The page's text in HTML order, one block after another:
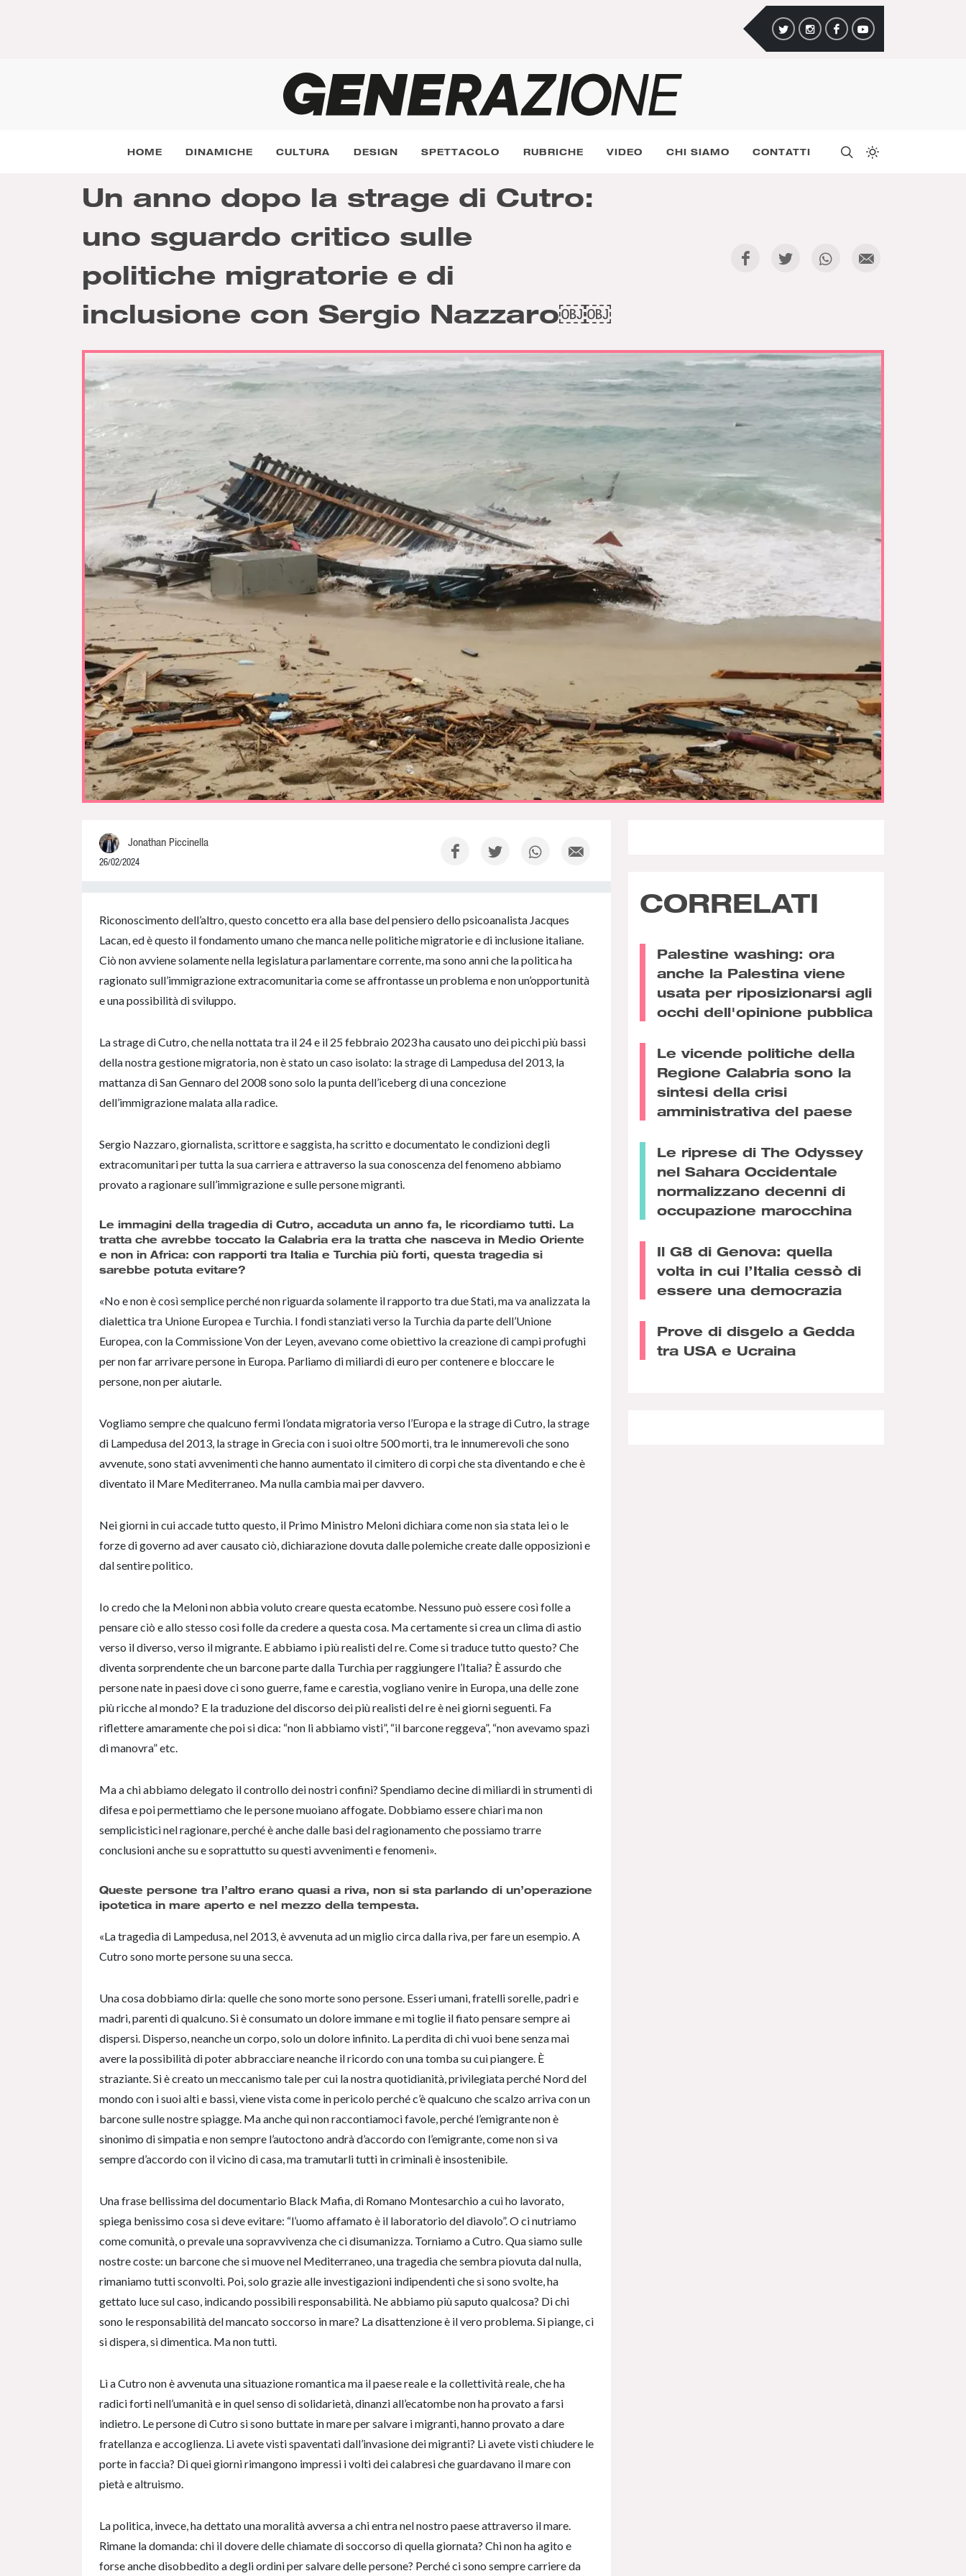
HOME DINAMICHE CULTURA DESIGN SPETTACOLO RUBRICHE VIDEO CHI SIAMO CONTATTI
Un anno dopo la strage di Cutro:
uno sguardo critico sulle
politiche migratorie e di
inclusione con Sergio Nazzaro￼￼
Jonathan Piccinella
26/02/2024
Riconoscimento dell’altro, questo concetto era alla base del pensiero dello psicoanalista Jacques
Lacan, ed è questo il fondamento umano che manca nelle politiche migratorie e di inclusione italiane.
Ciò non avviene solamente nella legislatura parlamentare corrente, ma sono anni che la politica ha
ragionato sull’immigrazione extracomunitaria come se affrontasse un problema e non un’opportunità
e una possibilità di sviluppo.
La strage di Cutro, che nella nottata tra il 24 e il 25 febbraio 2023 ha causato uno dei picchi più bassi
della nostra gestione migratoria, non è stato un caso isolato: la strage di Lampedusa del 2013, la
mattanza di San Gennaro del 2008 sono solo la punta dell’iceberg di una concezione
dell’immigrazione malata alla radice.
Sergio Nazzaro, giornalista, scrittore e saggista, ha scritto e documentato le condizioni degli
extracomunitari per tutta la sua carriera e attraverso la sua conoscenza del fenomeno abbiamo
provato a ragionare sull’immigrazione e sulle persone migranti.
Le immagini della tragedia di Cutro, accaduta un anno fa, le ricordiamo tutti. La
tratta che avrebbe toccato la Calabria era la tratta che nasceva in Medio Oriente
e non in Africa: con rapporti tra Italia e Turchia più forti, questa tragedia si
sarebbe potuta evitare?
«No e non è così semplice perché non riguarda solamente il rapporto tra due Stati, ma va analizzata la
dialettica tra Unione Europea e Turchia. I fondi stanziati verso la Turchia da parte dell’Unione
Europea, con la Commissione Von der Leyen, avevano come obiettivo la creazione di campi profughi
per non far arrivare persone in Europa. Parliamo di miliardi di euro per contenere e bloccare le
persone, non per aiutarle.
Vogliamo sempre che qualcuno fermi l’ondata migratoria verso l’Europa e la strage di Cutro, la strage
di Lampedusa del 2013, la strage in Grecia con i suoi oltre 500 morti, tra le innumerevoli che sono
avvenute, sono stati avvenimenti che hanno aumentato il cimitero di corpi che sta diventando e che è
diventato il Mare Mediterraneo. Ma nulla cambia mai per davvero.
Nei giorni in cui accade tutto questo, il Primo Ministro Meloni dichiara come non sia stata lei o le
forze di governo ad aver causato ciò, dichiarazione dovuta dalle polemiche create dalle opposizioni e
dal sentire politico.
Io credo che la Meloni non abbia voluto creare questa ecatombe. Nessuno può essere così folle a
pensare ciò e allo stesso così folle da credere a questa cosa. Ma certamente si crea un clima di astio
verso il diverso, verso il migrante. E abbiamo i più realisti del re. Come si traduce tutto questo? Che
diventa sorprendente che un barcone parte dalla Turchia per raggiungere l’Italia? È assurdo che
persone nate in paesi dove ci sono guerre, fame e carestia, vogliano venire in Europa, una delle zone
più ricche al mondo? E la traduzione del discorso dei più realisti del re è nei giorni seguenti. Fa
riflettere amaramente che poi si dica: “non li abbiamo visti”, “il barcone reggeva”, “non avevamo spazi
di manovra” etc.
Ma a chi abbiamo delegato il controllo dei nostri confini? Spendiamo decine di miliardi in strumenti di
difesa e poi permettiamo che le persone muoiano affogate. Dobbiamo essere chiari ma non
semplicistici nel ragionare, perché è anche dalle basi del ragionamento che possiamo trarre
conclusioni anche su e soprattutto su questi avvenimenti e fenomeni».
Queste persone tra l’altro erano quasi a riva, non si sta parlando di un’operazione
ipotetica in mare aperto e nel mezzo della tempesta.
«La tragedia di Lampedusa, nel 2013, è avvenuta ad un miglio circa dalla riva, per fare un esempio. A
Cutro sono morte persone su una secca.
Una cosa dobbiamo dirla: quelle che sono morte sono persone. Esseri umani, fratelli sorelle, padri e
madri, parenti di qualcuno. Si è consumato un dolore immane e mi toglie il fiato pensare sempre ai
dispersi. Disperso, neanche un corpo, solo un dolore infinito. La perdita di chi vuoi bene senza mai
avere la possibilità di poter abbracciare neanche il ricordo con una tomba su cui piangere. È
straziante. Si è creato un meccanismo tale per cui la nostra quotidianità, privilegiata perché Nord del
mondo con i suoi alti e bassi, viene vista come in pericolo perché c’è qualcuno che scalzo arriva con un
barcone sulle nostre spiagge. Ma anche qui non raccontiamoci favole, perché l’emigrante non è
sinonimo di simpatia e non sempre l’autoctono andrà d’accordo con l’emigrante, come non si va
sempre d’accordo con il vicino di casa, ma tramutarli tutti in criminali è insostenibile.
Una frase bellissima del documentario Black Mafia, di Romano Montesarchio a cui ho lavorato,
spiega benissimo cosa si deve evitare: “l’uomo affamato è il laboratorio del diavolo”. O ci nutriamo
come comunità, o prevale una sopravvivenza che ci disumanizza. Torniamo a Cutro. Qua siamo sulle
nostre coste: un barcone che si muove nel Mediterraneo, una tragedia che sembra piovuta dal nulla,
rimaniamo tutti sconvolti. Poi, solo grazie alle investigazioni indipendenti che si sono svolte, ha
gettato luce sul caso, indicando possibili responsabilità. Ne abbiamo più saputo qualcosa? Di chi
sono le responsabilità del mancato soccorso in mare? La disattenzione è il vero problema. Si piange, ci
si dispera, si dimentica. Ma non tutti.
Lì a Cutro non è avvenuta una situazione romantica ma il paese reale e la collettività reale, che ha
radici forti nell’umanità e in quel senso di solidarietà, dinanzi all’ecatombe non ha provato a farsi
indietro. Le persone di Cutro si sono buttate in mare per salvare i migranti, hanno provato a dare
fratellanza e accoglienza. Li avete visti spaventati dall’invasione dei migranti? Li avete visti chiudere le
porte in faccia? Di quei giorni rimangono impressi i volti dei calabresi che guardavano il mare con
pietà e altruismo.
La politica, invece, ha dettato una moralità avversa a chi entra nel nostro paese attraverso il mare.
Rimane la domanda: chi il dovere delle chiamate di soccorso di quella giornata? Chi non ha agito e
forse anche disobbedito a degli ordini per salvare delle persone? Perché ci sono sempre carriere da
CORRELATI
Palestine washing: ora
anche la Palestina viene
usata per riposizionarsi agli
occhi dell'opinione pubblica
Le vicende politiche della
Regione Calabria sono la
sintesi della crisi
amministrativa del paese
Le riprese di The Odyssey
nel Sahara Occidentale
normalizzano decenni di
occupazione marocchina
Il G8 di Genova: quella
volta in cui l’Italia cessò di
essere una democrazia
Prove di disgelo a Gedda
tra USA e Ucraina